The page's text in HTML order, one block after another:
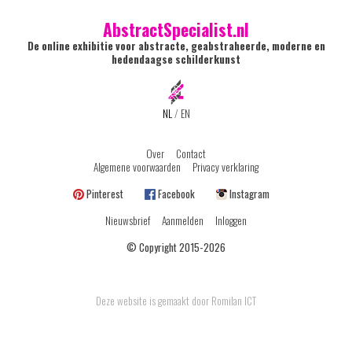
AbstractSpecialist.nl
De online exhibitie voor abstracte, geabstraheerde, moderne en
hedendaagse schilderkunst
NL/ EN
Over
Contact
Algemene voorwaarden
Privacy verklaring
Pinterest
Facebook
Instagram
Nieuwsbrief
Aanmelden
Inloggen
© Copyright 2015-2026
Deze website is gemaakt door Romilan ICT